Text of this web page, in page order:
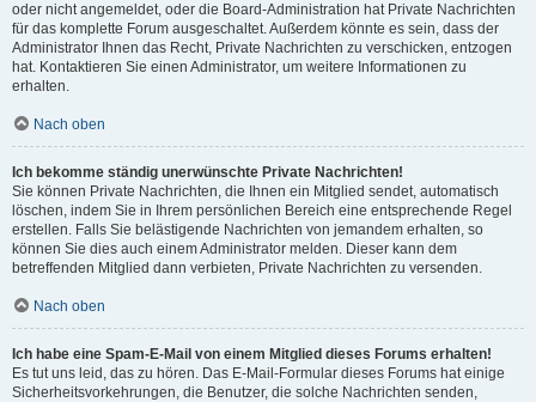
oder nicht angemeldet, oder die Board-Administration hat Private Nachrichten
für das komplette Forum ausgeschaltet. Außerdem könnte es sein, dass der
Administrator Ihnen das Recht, Private Nachrichten zu verschicken, entzogen
hat. Kontaktieren Sie einen Administrator, um weitere Informationen zu
erhalten.
Nach oben
Ich bekomme ständig unerwünschte Private Nachrichten!
Sie können Private Nachrichten, die Ihnen ein Mitglied sendet, automatisch
löschen, indem Sie in Ihrem persönlichen Bereich eine entsprechende Regel
erstellen. Falls Sie belästigende Nachrichten von jemandem erhalten, so
können Sie dies auch einem Administrator melden. Dieser kann dem
betreffenden Mitglied dann verbieten, Private Nachrichten zu versenden.
Nach oben
Ich habe eine Spam-E-Mail von einem Mitglied dieses Forums erhalten!
Es tut uns leid, das zu hören. Das E-Mail-Formular dieses Forums hat einige
Sicherheitsvorkehrungen, die Benutzer, die solche Nachrichten senden,